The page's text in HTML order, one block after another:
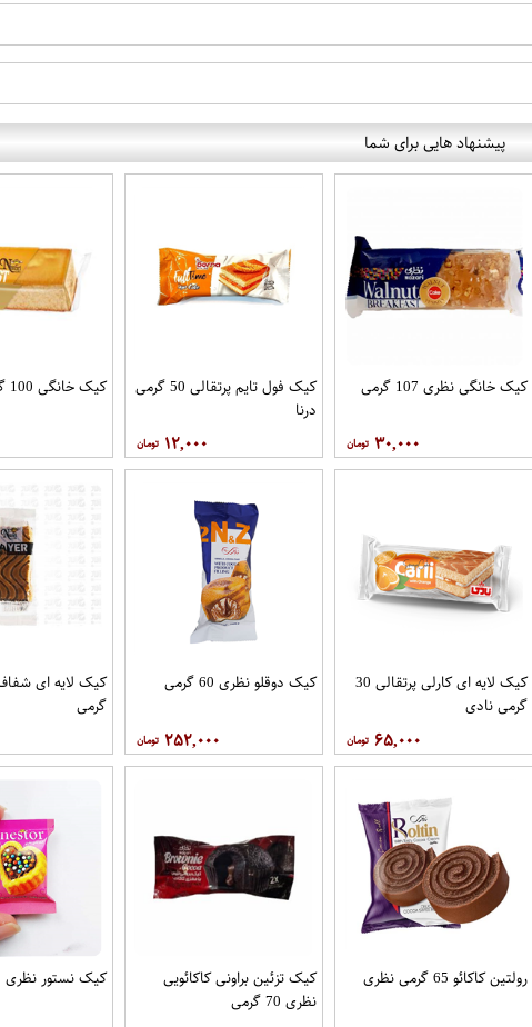
پیشنهاد هایی برای شما
کیک خانگی نظری 107 گرمی
۳۰,۰۰۰
کیک فول تایم پرتقالی 50 گرمی
درنا
۱۲,۰۰۰
کیک خانگی 100 گرمی نظری
کیک لایه ای کارلی پرتقالی 30
گرمی نادی
۶۵,۰۰۰
کیک دوقلو نظری 60 گرمی
۲۵۲,۰۰۰
گرمی
رولتین کاکائو 65 گرمی نظری
کیک تزئین براونی کاکائویی
نظری 70 گرمی
کیک نستور نظری 48 گرمی